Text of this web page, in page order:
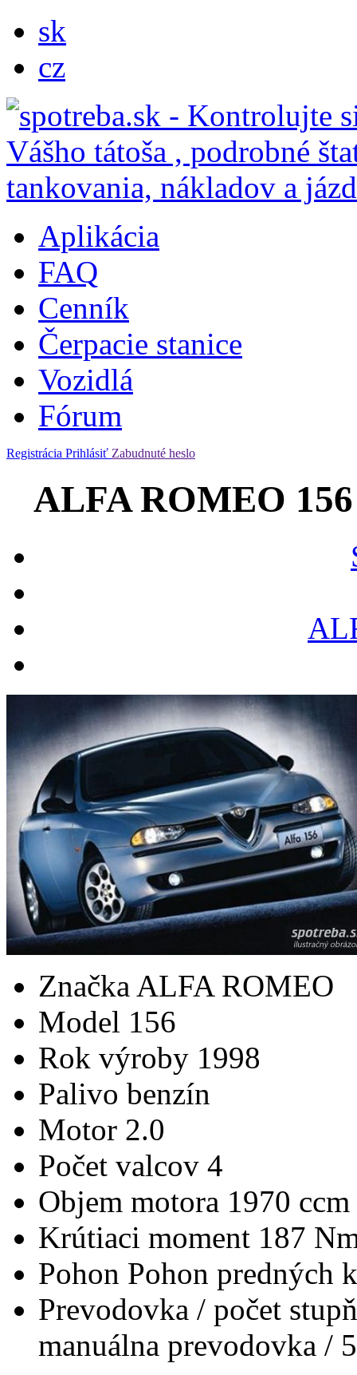
sk
cz
Aplikácia
FAQ
Cenník
Čerpacie stanice
Vozidlá
Fórum
Registrácia Prihlásiť Zabudnuté heslo
ALFA ROMEO 156
Značka ALFA ROMEO
Model 156
Rok výroby 1998
Palivo benzín
Motor 2.0
Počet valcov 4
Objem motora 1970 ccm
Krútiaci moment 187
Pohon Pohon predných
Prevodovka / počet
manuálna prevodovka / 5